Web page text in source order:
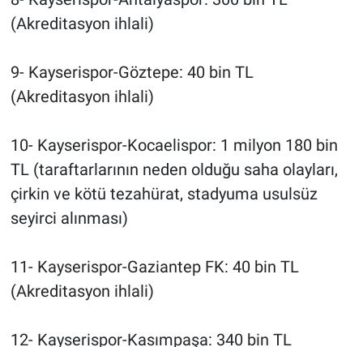
(Akreditasyon ihlali)
9- Kayserispor-Göztepe: 40 bin TL
(Akreditasyon ihlali)
10- Kayserispor-Kocaelispor: 1 milyon 180 bin
TL (taraftarlarının neden olduğu saha olayları,
çirkin ve kötü tezahürat, stadyuma usulsüz
seyirci alınması)
11- Kayserispor-Gaziantep FK: 40 bin TL
(Akreditasyon ihlali)
12- Kayserispor-Kasımpaşa: 340 bin TL